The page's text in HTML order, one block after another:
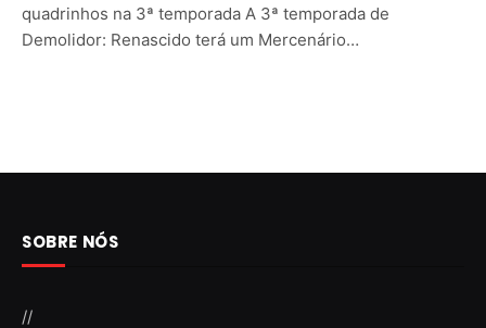
quadrinhos na 3ª temporada A 3ª temporada de
Demolidor: Renascido terá um Mercenário…
SOBRE NÓS
//